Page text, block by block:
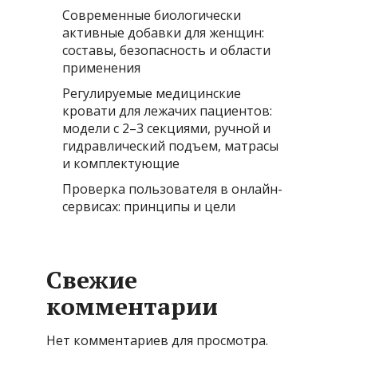
Современные биологически
активные добавки для женщин:
составы, безопасность и области
применения
Регулируемые медицинские
кровати для лежачих пациентов:
модели с 2–3 секциями, ручной и
гидравлический подъем, матрасы
и комплектующие
Проверка пользователя в онлайн-
сервисах: принципы и цели
Свежие
комментарии
Нет комментариев для просмотра.